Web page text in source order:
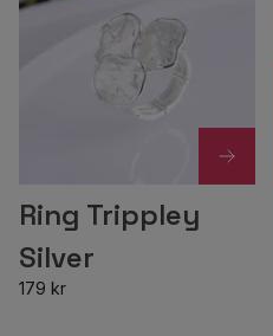
Ring Trippley
Silver
179 kr